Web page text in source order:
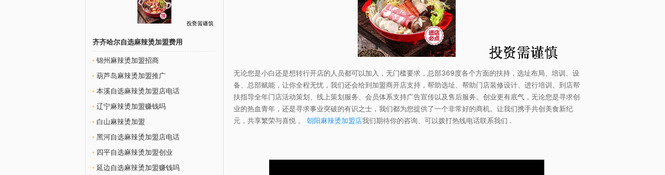
无论您是小白还是想转行开店的人员都可以加入，无门槛要求，总部369度各个方面的扶持，选址布局、培训、设
备、总部赋能，让你全程无忧，我们还会给到加盟商开店支持，帮助选址、帮助门店装修设计、进行培训、到店帮
扶指导全年门店活动策划、线上策划服务、会员体系支持广告宣传以及售后服务。创业更有底气，无论您是寻求创
业的热血青年，还是寻求事业突破的有识之士，我们都为您提供了一个非常好的商机。让我们携手共创美食新纪
元，共享繁荣与喜悦 。 朝阳麻辣烫加盟店我们期待你的咨询、可以拨打热线电话联系我们 .
齐齐哈尔自选麻辣烫加盟费用
锦州麻辣烫加盟招商
葫芦岛麻辣烫加盟推广
本溪自选麻辣烫加盟店电话
辽宁麻辣烫加盟赚钱吗
白山麻辣烫加盟
黑河自选麻辣烫加盟店电话
四平自选麻辣烫加盟创业
延边自选麻辣烫加盟赚钱吗